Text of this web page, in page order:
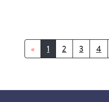
« 1 2 3 4